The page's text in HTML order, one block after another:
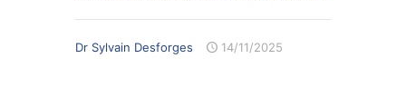
Dr Sylvain Desforges 14/11/2025